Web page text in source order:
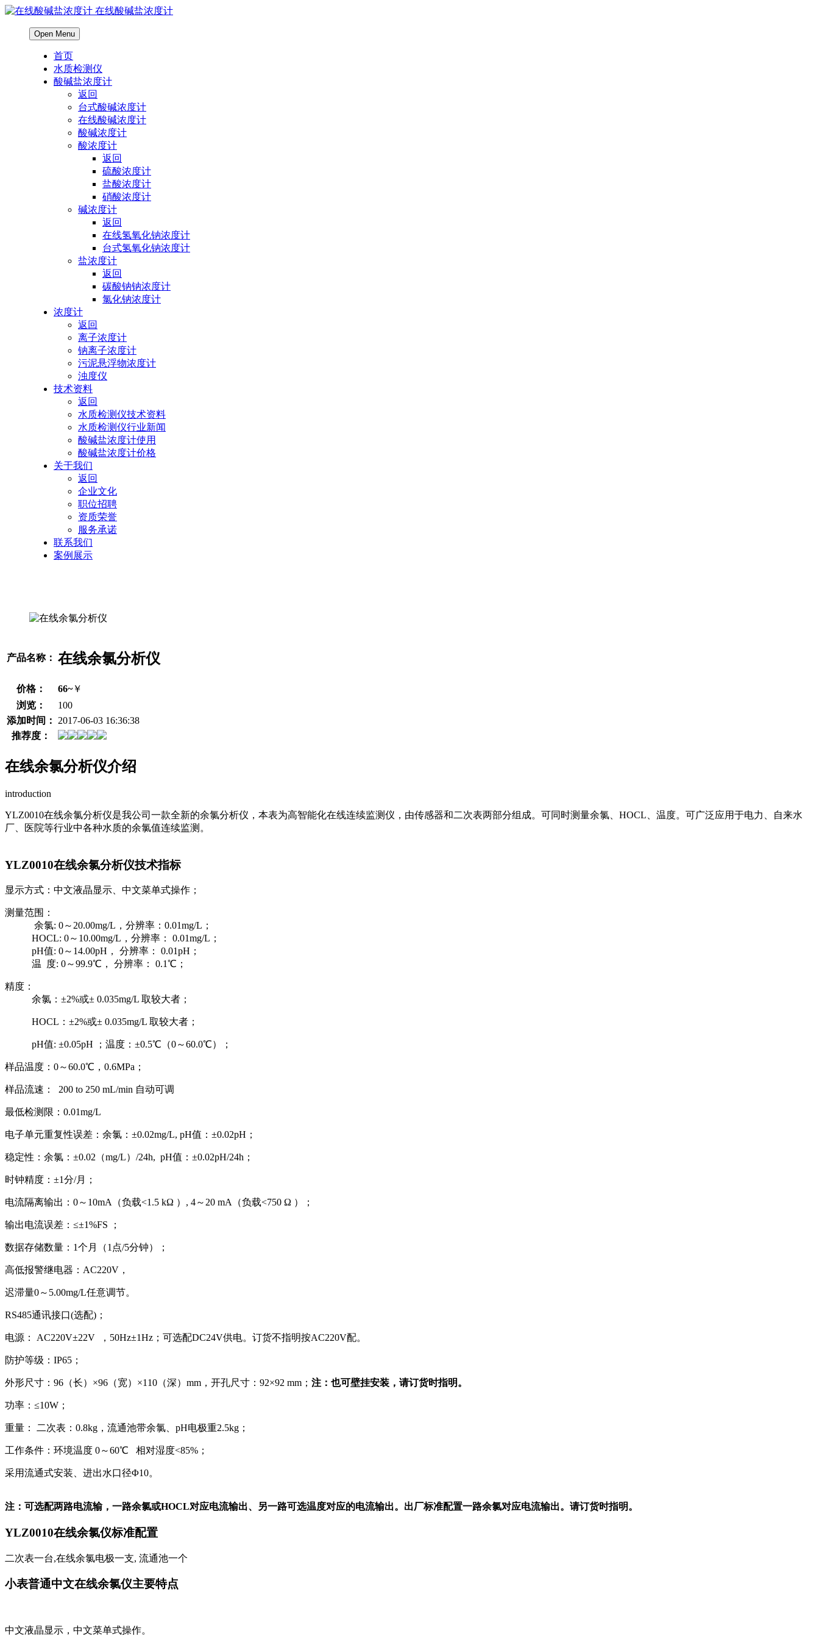
在线酸碱盐浓度计
Open Menu
首页
水质检测仪
酸碱盐浓度计
返回
台式酸碱浓度计
在线酸碱浓度计
酸碱浓度计
酸浓度计
返回
硫酸浓度计
盐酸浓度计
硝酸浓度计
碱浓度计
返回
在线氢氧化钠浓度计
台式氢氧化钠浓度计
盐浓度计
返回
碳酸钠钠浓度计
氯化钠浓度计
浓度计
返回
离子浓度计
钠离子浓度计
污泥悬浮物浓度计
浊度仪
技术资料
返回
水质检测仪技术资料
水质检测仪行业新闻
酸碱盐浓度计使用
酸碱盐浓度计价格
关于我们
返回
企业文化
职位招聘
资质荣誉
服务承诺
联系我们
案例展示
产品名称： 在线余氯分析仪
价格： 66~￥
浏览：
100
添加时间：
2017-06-03 16:36:38
推荐度：
在线余氯分析仪介绍
introduction
YLZ0010在线余氯分析仪是我公司一款全新的余氯分析仪，本表为高智能化在线连续监测仪，由传感器和二次表两部分组成。可同时测量余氯、HOCL、温度。可广泛应用于电力、自来水
厂、医院等行业中各种水质的余氯值连续监测。
YLZ0010在线余氯分析仪技术指标
显示方式：中文液晶显示、中文菜单式操作；
测量范围：
余氯: 0～20.00mg/L，分辨率：0.01mg/L；
HOCL: 0～10.00mg/L，分辨率： 0.01mg/L；
pH值: 0～14.00pH， 分辨率： 0.01pH；
温 度: 0～99.9℃， 分辨率： 0.1℃；
精度：
余氯：±2%或± 0.035mg/L 取较大者；
HOCL：±2%或± 0.035mg/L 取较大者；
pH值: ±0.05pH ；温度：±0.5℃（0～60.0℃）；
样品温度：0～60.0℃，0.6MPa；
样品流速： 200 to 250 mL/min 自动可调
最低检测限：0.01mg/L
电子单元重复性误差：余氯：±0.02mg/L, pH值：±0.02pH；
稳定性：余氯：±0.02（mg/L）/24h, pH值：±0.02pH/24h；
时钟精度：±1分/月；
电流隔离输出：0～10mA（负载<1.5 kΩ ）, 4～20 mA（负载<750 Ω ）；
输出电流误差：≤±1%FS ；
数据存储数量：1个月（1点/5分钟）；
高低报警继电器：AC220V，
迟滞量0～5.00mg/L任意调节。
RS485通讯接口(选配)；
电源： AC220V±22V ，50Hz±1Hz；可选配DC24V供电。订货不指明按AC220V配。
防护等级：IP65；
外形尺寸：96（长）×96（宽）×110（深）mm，开孔尺寸：92×92 mm； 注：也可壁挂安装，请订货时指明。
功率：≤10W；
重量： 二次表：0.8kg，流通池带余氯、pH电极重2.5kg；
工作条件：环境温度 0～60℃ 相对湿度<85%；
采用流通式安装、进出水口径Φ10。
注：可选配两路电流输，一路余氯或HOCL对应电流输出、另一路可选温度对应的电流输出。出厂标准配置一路余氯对应电流输出。请订货时指明。
YLZ0010在线余氯仪标准配置
二次表一台,在线余氯电极一支, 流通池一个
小表普通中文在线余氯仪主要特点
中文液晶显示，中文菜单式操作。